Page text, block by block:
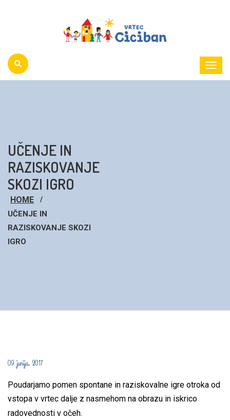
UČENJE IN
RAZISKOVANJE
SKOZI IGRO
HOME
UČENJE IN
RAZISKOVANJE SKOZI
IGRO
09 junija, 2017
Poudarjamo pomen spontane in raziskovalne igre otroka od
vstopa v vrtec dalje z nasmehom na obrazu in iskrico
radovednosti v očeh.